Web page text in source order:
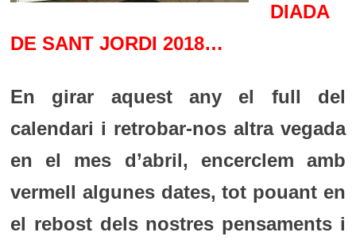
DIADA
DE SANT JORDI 2018…
En girar aquest any el full del
calendari i retrobar-nos altra vegada
en el mes d’abril, encerclem amb
vermell algunes dates, tot pouant en
el rebost dels nostres pensaments i